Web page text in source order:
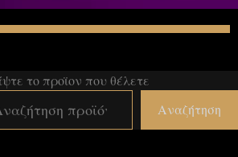
το προϊον που θέλετε
Αναζήτηση